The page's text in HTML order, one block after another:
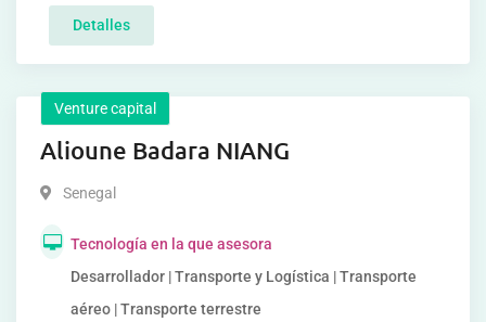
Detalles
Venture capital
Alioune Badara NIANG
Senegal
Tecnología en la que asesora
Desarrollador | Transporte y Logística | Transporte
aéreo | Transporte terrestre